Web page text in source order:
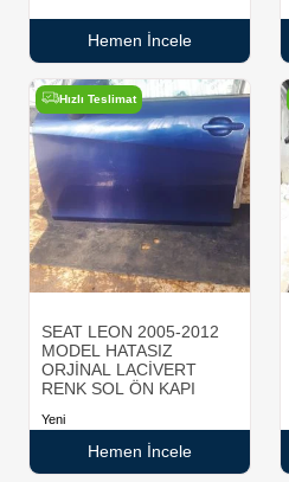
Hemen İncele
Hızlı Teslimat
SEAT LEON 2005-2012
MODEL HATASIZ
ORJİNAL LACİVERT
RENK SOL ÖN KAPI
Yeni
Hemen İncele